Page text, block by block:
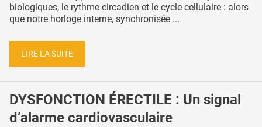
biologiques, le rythme circadien et le cycle cellulaire : alors
que notre horloge interne, synchronisée ...
LIRE LA SUITE
DYSFONCTION ÉRECTILE : Un signal
d’alarme cardiovasculaire